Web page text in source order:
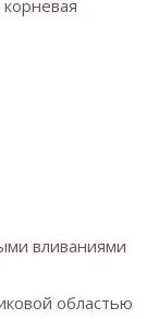
вливаниями
областью